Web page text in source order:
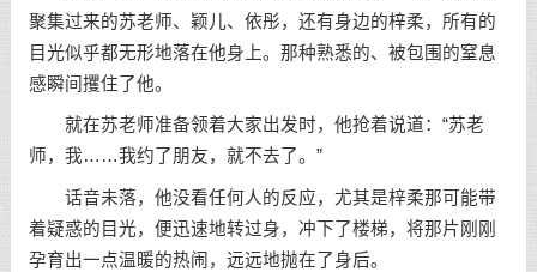
聚集过来的苏老师、颖儿、依彤，还有身边的梓柔，所有的
目光似乎都无形地落在他身上。那种熟悉的、被包围的窒息
感瞬间攫住了他。
就在苏老师准备领着大家出发时，他抢着说道：“苏老
师，我……我约了朋友，就不去了。”
话音未落，他没看任何人的反应，尤其是梓柔那可能带
着疑惑的目光，便迅速地转过身，冲下了楼梯，将那片刚刚
孕育出一点温暖的热闹，远远地抛在了身后。